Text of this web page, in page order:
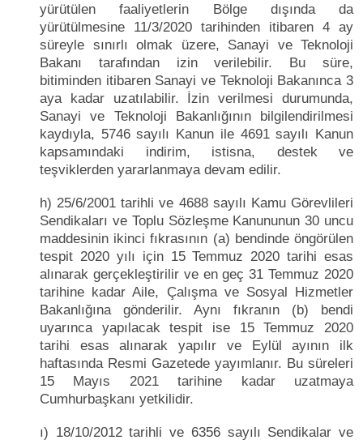
yürütülen faaliyetlerin Bölge dışında da
yürütülmesine 11/3/2020 tarihinden itibaren 4 ay
süreyle sınırlı olmak üzere, Sanayi ve Teknoloji
Bakanı tarafından izin verilebilir. Bu süre,
bitiminden itibaren Sanayi ve Teknoloji Bakanınca 3
aya kadar uzatılabilir. İzin verilmesi durumunda,
Sanayi ve Teknoloji Bakanlığının bilgilendirilmesi
kaydıyla, 5746 sayılı Kanun ile 4691 sayılı Kanun
kapsamındaki indirim, istisna, destek ve
teşviklerden yararlanmaya devam edilir.
h) 25/6/2001 tarihli ve 4688 sayılı Kamu Görevlileri
Sendikaları ve Toplu Sözleşme Kanununun 30 uncu
maddesinin ikinci fıkrasının (a) bendinde öngörülen
tespit 2020 yılı için 15 Temmuz 2020 tarihi esas
alınarak gerçekleştirilir ve en geç 31 Temmuz 2020
tarihine kadar Aile, Çalışma ve Sosyal Hizmetler
Bakanlığına gönderilir. Aynı fıkranın (b) bendi
uyarınca yapılacak tespit ise 15 Temmuz 2020
tarihi esas alınarak yapılır ve Eylül ayının ilk
haftasında Resmi Gazetede yayımlanır. Bu süreleri
15 Mayıs 2021 tarihine kadar uzatmaya
Cumhurbaşkanı yetkilidir.
ı) 18/10/2012 tarihli ve 6356 sayılı Sendikalar ve